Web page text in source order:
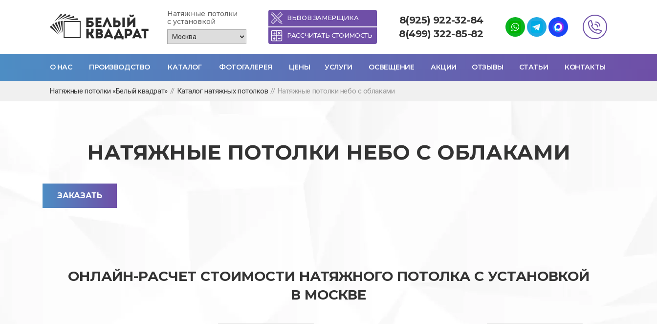
Натяжные потолки
с установкой
ВЫЗОВ ЗАМЕРЩИКА
РАССЧИТАТЬ СТОИМОСТЬ
8(925) 922-32-84
8(499) 322-85-82
О НАС ПРОИЗВОДСТВО КАТАЛОГ ФОТОГАЛЕРЕЯ ЦЕНЫ УСЛУГИ ОСВЕЩЕНИЕ АКЦИИ ОТЗЫВЫ СТАТЬИ КОНТАКТЫ
Натяжные потолки «Белый квадрат» // Каталог натяжных потолков // Натяжные потолки небо с облаками
НАТЯЖНЫЕ ПОТОЛКИ НЕБО С ОБЛАКАМИ
ЗАКАЗАТЬ
ОНЛАЙН-РАСЧЕТ СТОИМОСТИ НАТЯЖНОГО ПОТОЛКА С УСТАНОВКОЙ
В МОСКВЕ